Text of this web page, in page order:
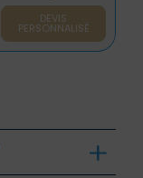
DEVIS
PERSONNALISÉ